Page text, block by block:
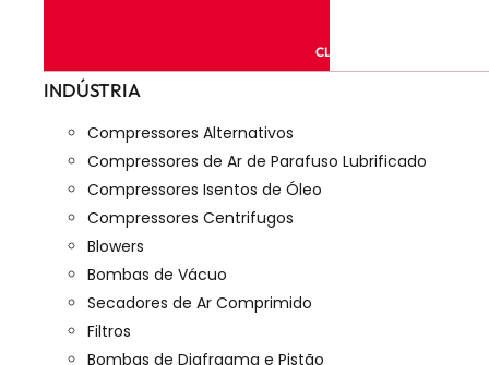
CLOSE PRODUTOS
INDÚSTRIA
Compressores Alternativos
Compressores de Ar de Parafuso Lubrificado
Compressores Isentos de Óleo
Compressores Centrifugos
Blowers
Bombas de Vácuo
Secadores de Ar Comprimido
Filtros
Bombas de Diafragma e Pistão